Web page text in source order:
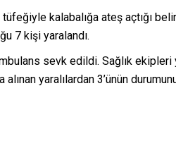
tüfeğiyle kalabalığa ateş açtığı
7 kişi yaralandı.
sevk edildi. Sağlık
alınan yaralılardan 3’ünün